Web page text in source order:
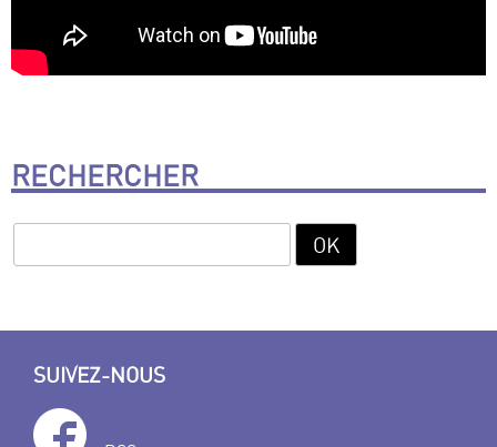
RECHERCHER
SUIVEZ-NOUS